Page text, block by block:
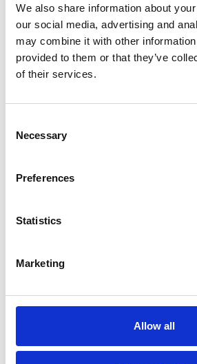
We also share information about
our social media, advertising and
may combine it with other information
provided to them or that they’ve
of their services.
Selection
Necessary
Preferences
Statistics
Marketing
Allow all
Repubblica Ceca
Accelera la ripresa
Overview Economica